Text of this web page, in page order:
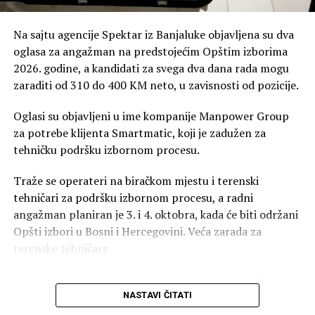
Na sajtu agencije Spektar iz Banjaluke objavljena su dva
oglasa za angažman na predstojećim Opštim izborima
2026. godine, a kandidati za svega dva dana rada mogu
zaraditi od 310 do 400 KM neto, u zavisnosti od pozicije.
Oglasi su objavljeni u ime kompanije Manpower Group
za potrebe klijenta Smartmatic, koji je zadužen za
tehničku podršku izbornom procesu.
Traže se operateri na biračkom mjestu i terenski
tehničari za podršku izbornom procesu, a radni
angažman planiran je 3. i 4. oktobra, kada će biti održani
Opšti izbori u Bosni i Hercegovini. Veća zarada za
terenske tehničare
neto naknada od 310 KM, dok će terenski tehničari
NASTAVI ČITATI